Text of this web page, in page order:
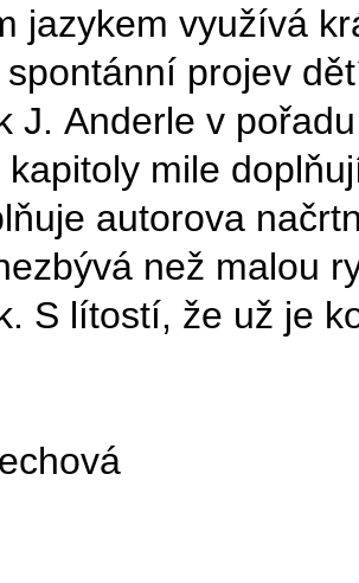
jazykem využívá
projev
J. Anderle v
mile
autorova
než malou
S lítostí, že už je